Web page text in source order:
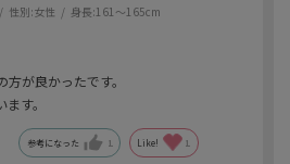
性別:女性 身長:161～165cm
が良かったです。
す。
参考になった 1 Like! 1